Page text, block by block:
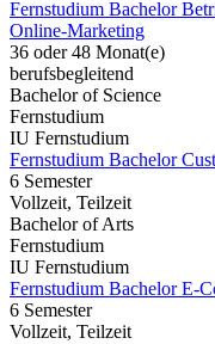
Fernstudium Bachelor
Online-Marketing
36 oder 48 Monat(e)
berufsbegleitend
Bachelor of Science
Fernstudium
IU Fernstudium
Fernstudium Bachelor
6 Semester
Vollzeit, Teilzeit
Bachelor of Arts
Fernstudium
IU Fernstudium
Fernstudium Bachelor E-
6 Semester
Vollzeit, Teilzeit